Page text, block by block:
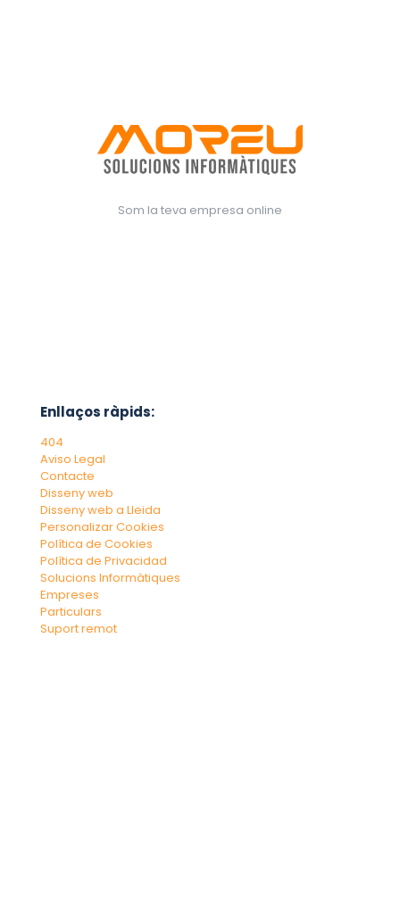
Som la teva empresa online
Enllaços ràpids:
404
Aviso Legal
Contacte
Disseny web
Disseny web a Lleida
Personalizar Cookies
Política de Cookies
Política de Privacidad
Solucions Informàtiques
Empreses
Particulars
Suport remot